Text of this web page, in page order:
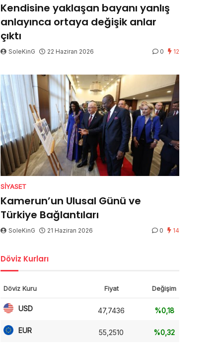
Kendisine yaklaşan bayanı yanlış
anlayınca ortaya değişik anlar
çıktı
SoleKinG 22 Haziran 2026 0 12
SIYASET
Kamerun’un Ulusal Günü ve
Türkiye Bağlantıları
SoleKinG 21 Haziran 2026 0 14
Döviz Kurları
Döviz Kuru Fiyat Değişim
USD 47,7436 %0,18
EUR 55,2510 %0,32